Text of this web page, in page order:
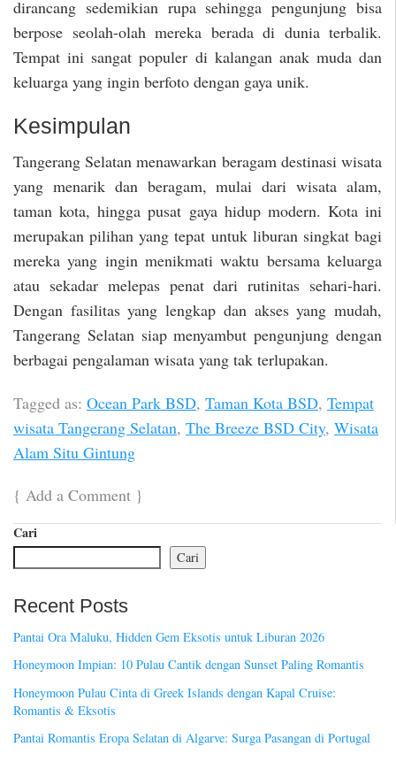
dirancang sedemikian rupa sehingga pengunjung bisa
berpose seolah-olah mereka berada di dunia terbalik.
Tempat ini sangat populer di kalangan anak muda dan
keluarga yang ingin berfoto dengan gaya unik.
Kesimpulan
Tangerang Selatan menawarkan beragam destinasi wisata
yang menarik dan beragam, mulai dari wisata alam,
taman kota, hingga pusat gaya hidup modern. Kota ini
merupakan pilihan yang tepat untuk liburan singkat bagi
mereka yang ingin menikmati waktu bersama keluarga
atau sekadar melepas penat dari rutinitas sehari-hari.
Dengan fasilitas yang lengkap dan akses yang mudah,
Tangerang Selatan siap menyambut pengunjung dengan
berbagai pengalaman wisata yang tak terlupakan.
Tagged as: Ocean Park BSD, Taman Kota BSD, Tempat
wisata Tangerang Selatan, The Breeze BSD City, Wisata
Alam Situ Gintung
{ Add a Comment }
Cari
Cari
Recent Posts
Pantai Ora Maluku, Hidden Gem Eksotis untuk Liburan 2026
Honeymoon Impian: 10 Pulau Cantik dengan Sunset Paling Romantis
Honeymoon Pulau Cinta di Greek Islands dengan Kapal Cruise:
Romantis & Eksotis
Pantai Romantis Eropa Selatan di Algarve: Surga Pasangan di Portugal